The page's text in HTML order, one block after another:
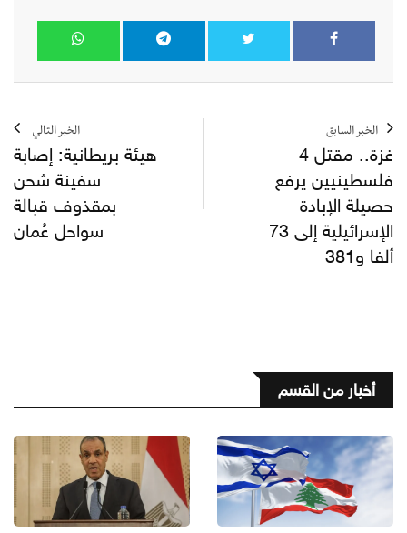
الخبر السابق
غزة.. مقتل 4
فلسطينيين يرفع
حصيلة الإبادة
الإسرائيلية إلى 73
ألفا و381
الخبر التالي
هيئة بريطانية: إصابة
سفينة شحن
بمقذوف قبالة
سواحل عُمان
أخبار من القسم